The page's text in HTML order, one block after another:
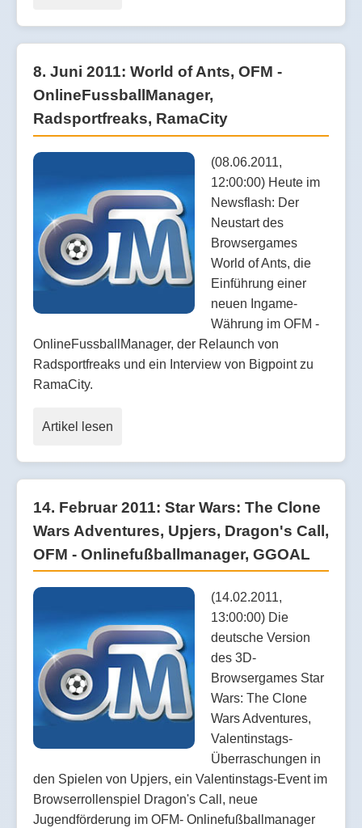
8. Juni 2011: World of Ants, OFM -
OnlineFussballManager,
Radsportfreaks, RamaCity
(08.06.2011,
12:00:00) Heute im
Newsflash: Der
Neustart des
Browsergames
World of Ants, die
Einführung einer
neuen Ingame-
Währung im OFM -
OnlineFussballManager, der Relaunch von
Radsportfreaks und ein Interview von Bigpoint zu
RamaCity.
Artikel lesen
14. Februar 2011: Star Wars: The Clone
Wars Adventures, Upjers, Dragon's Call,
OFM - Onlinefußballmanager, GGOAL
(14.02.2011,
13:00:00) Die
deutsche Version
des 3D-
Browsergames Star
Wars: The Clone
Wars Adventures,
Valentinstags-
Überraschungen in
den Spielen von Upjers, ein Valentinstags-Event im
Browserrollenspiel Dragon's Call, neue
Jugendförderung im OFM- Onlinefußballmanager